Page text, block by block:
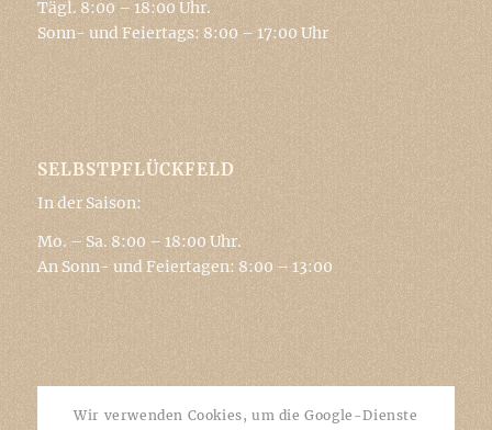
Tägl. 8:00 – 18:00 Uhr.
Sonn- und Feiertags: 8:00 – 17:00 Uhr
SELBSTPFLÜCKFELD
In der Saison:
Mo. – Sa. 8:00 – 18:00 Uhr.
An Sonn- und Feiertagen: 8:00 – 13:00
Wir verwenden Cookies, um die Google-Dienste